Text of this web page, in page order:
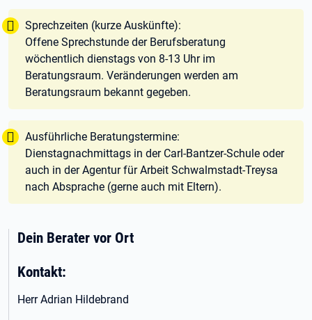
Tipp:
Sprechzeiten (kurze Auskünfte):
Offene Sprechstunde der Berufsberatung
wöchentlich dienstags von 8-13 Uhr im
Beratungsraum. Veränderungen werden am
Beratungsraum bekannt gegeben.
Tipp:
Ausführliche Beratungstermine:
Dienstagnachmittags in der Carl-Bantzer-Schule oder
auch in der Agentur für Arbeit Schwalmstadt-Treysa
nach Absprache (gerne auch mit Eltern).
Dein Berater vor Ort
Kontakt:
Herr Adrian Hildebrand